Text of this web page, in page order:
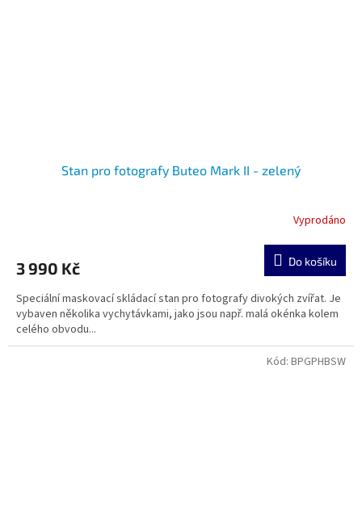
Stan pro fotografy Buteo Mark II - zelený
Vyprodáno
3 990 Kč Do košíku
Speciální maskovací skládací stan pro fotografy divokých zvířat. Je
vybaven několika vychytávkami, jako jsou např. malá okénka kolem
celého obvodu...
Kód: BPGPHBSW